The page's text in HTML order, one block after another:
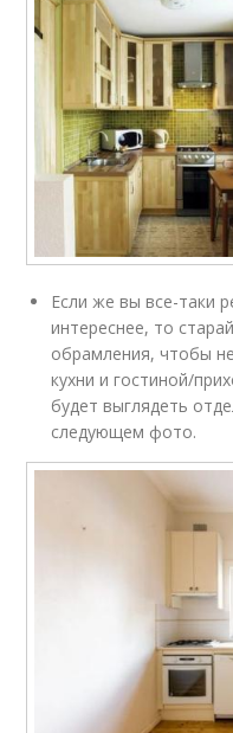
Если же вы все-таки
интереснее, то
обрамления, чтобы
кухни и гостиной/
будет выглядеть
следующем фото.